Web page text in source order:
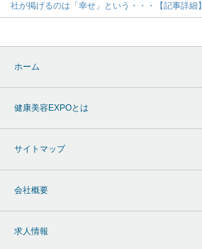
社が掲げるのは「幸せ」という・・・【記事詳細】
ホーム
健康美容EXPOとは
サイトマップ
会社概要
求人情報